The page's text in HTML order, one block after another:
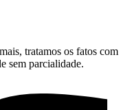
tratamos os fatos com
sem parcialidade.